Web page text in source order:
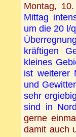
Montag,
Mittag
um die 20 l/
kräftigen
kleines
ist weiterer
und
sehr
sind in
gerne
damit auch